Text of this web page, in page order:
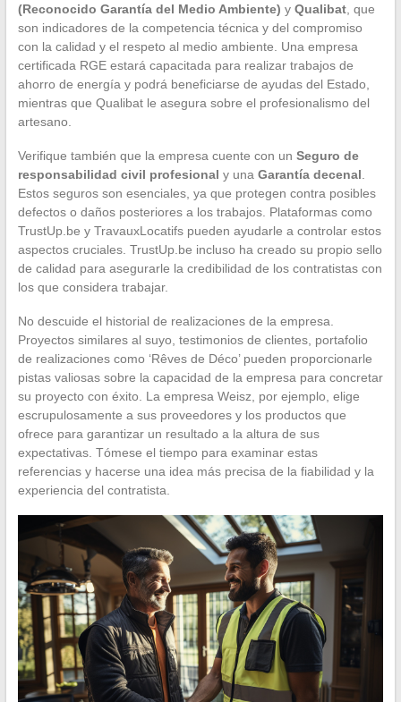
(Reconocido Garantía del Medio Ambiente) y Qualibat, que
son indicadores de la competencia técnica y del compromiso
con la calidad y el respeto al medio ambiente. Una empresa
certificada RGE estará capacitada para realizar trabajos de
ahorro de energía y podrá beneficiarse de ayudas del Estado,
mientras que Qualibat le asegura sobre el profesionalismo del
artesano.
Verifique también que la empresa cuente con un Seguro de
responsabilidad civil profesional y una Garantía decenal
Estos seguros son esenciales, ya que protegen contra posibles
defectos o daños posteriores a los trabajos. Plataformas como
TrustUp.be y TravauxLocatifs pueden ayudarle a controlar estos
aspectos cruciales. TrustUp.be incluso ha creado su propio sello
de calidad para asegurarle la credibilidad de los contratistas con
los que considera trabajar.
No descuide el historial de realizaciones de la empresa.
Proyectos similares al suyo, testimonios de clientes, portafolio
de realizaciones como ‘Rêves de Déco’ pueden proporcionarle
pistas valiosas sobre la capacidad de la empresa para concretar
su proyecto con éxito. La empresa Weisz, por ejemplo, elige
escrupulosamente a sus proveedores y los productos que
ofrece para garantizar un resultado a la altura de sus
expectativas. Tómese el tiempo para examinar estas
referencias y hacerse una idea más precisa de la fiabilidad y la
experiencia del contratista.